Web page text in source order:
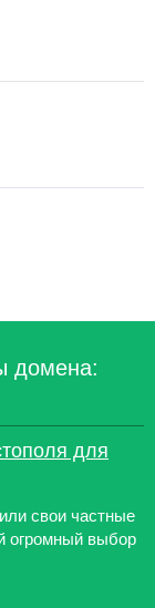
домена:
для
свои частные
огромный выбор